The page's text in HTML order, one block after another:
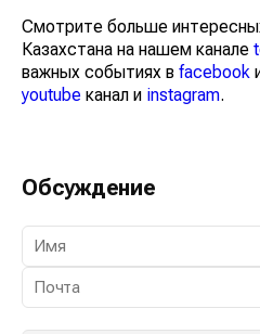
Смотрите больше
Казахстана на нашем канале
важных событиях в facebook
youtube канал и instagram.
Обсуждение